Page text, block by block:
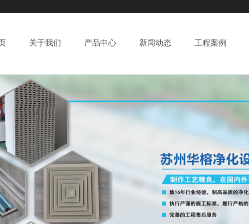
关于我们 产品中心 新闻动态 工程案例